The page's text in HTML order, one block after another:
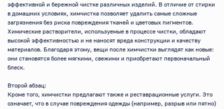
эффективной и бережной чистке различных изделий. В отличие от стирки
в домашних условиях, химчистка позволяет удалить самые сложные
загрязнения без риска повреждения тканей и цветовых пигментов.
Химические растворители, используемые в процессе чистки, обладают
высокой эффективностью и не наносят вреда конструкции и качеству
материалов. Благодаря этому, вещи после химчистки выглядят как новые:
они становятся более мягкими, свежими и приобретают первоначальный
блеск.
Второй абзац:
Кроме того, химчистки предлагают также и реставрационные услуги. Это
означает, что в случае повреждения одежды (например, разрыв или пятно)